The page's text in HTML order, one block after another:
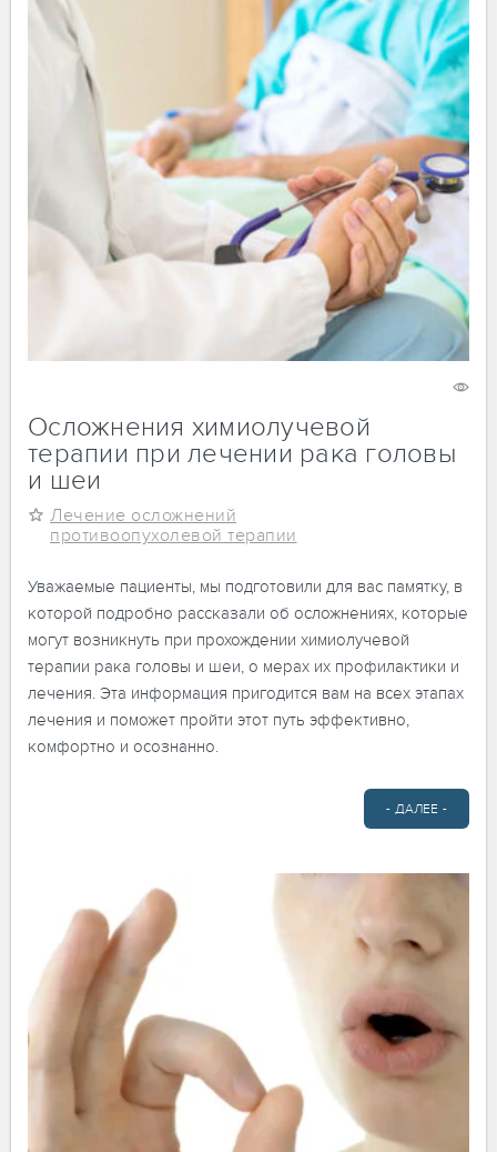
Осложнения химиолучевой
терапии при лечении рака головы
и шеи
Лечение осложнений
противоопухолевой терапии
Уважаемые пациенты, мы подготовили для вас памятку, в
которой подробно рассказали об осложнениях, которые
могут возникнуть при прохождении химиолучевой
терапии рака головы и шеи, о мерах их профилактики и
лечения. Эта информация пригодится вам на всех этапах
лечения и поможет пройти этот путь эффективно,
комфортно и осознанно.
- ДАЛЕЕ -